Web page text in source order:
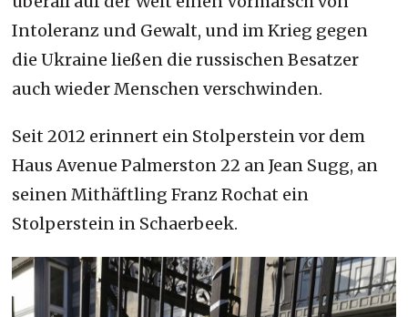
Intoleranz und Gewalt, und im Krieg gegen
die Ukraine ließen die russischen Besatzer
auch wieder Menschen verschwinden.
Seit 2012 erinnert ein Stolperstein vor dem
Haus Avenue Palmerston 22 an Jean Sugg, an
seinen Mithäftling Franz Rochat ein
Stolperstein in Schaerbeek.